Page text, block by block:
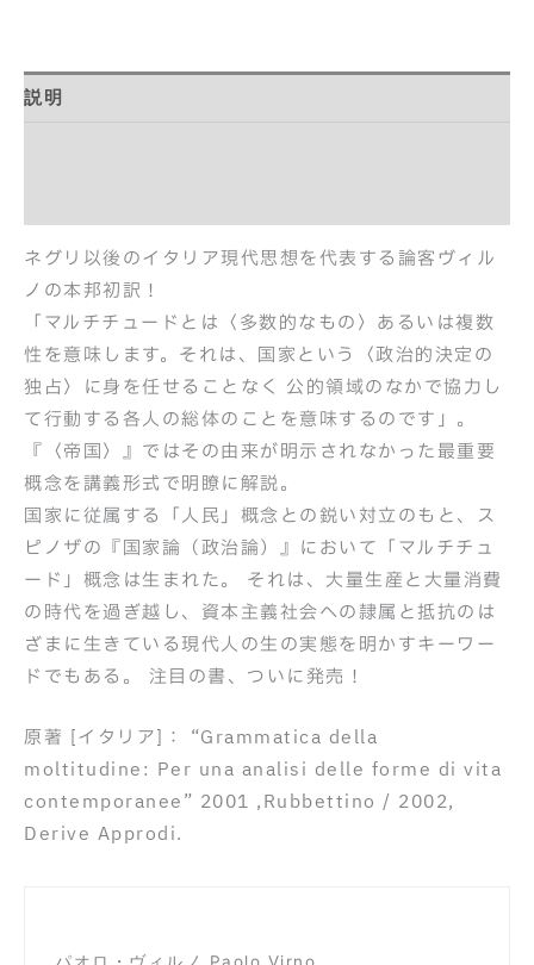
説明
ネグリ以後のイタリア現代思想を代表する論客ヴィル
ノの本邦初訳！
「マルチチュードとは〈多数的なもの〉あるいは複数
性を意味します。それは、国家という〈政治的決定の
独占〉に身を任せることなく 公的領域のなかで協力し
て行動する各人の総体のことを意味するのです」。
『〈帝国〉』ではその由来が明示されなかった最重要
概念を講義形式で明瞭に解説。
国家に従属する「人民」概念との鋭い対立のもと、ス
ピノザの『国家論（政治論）』において「マルチチュ
ード」概念は生まれた。 それは、大量生産と大量消費
の時代を過ぎ越し、資本主義社会への隷属と抵抗のは
ざまに生きている現代人の生の実態を明かすキーワー
ドでもある。 注目の書、ついに発売！
原著 [イタリア]： “Grammatica della
moltitudine: Per una analisi delle forme di vita
contemporanee” 2001 ,Rubbettino / 2002,
Derive Approdi.